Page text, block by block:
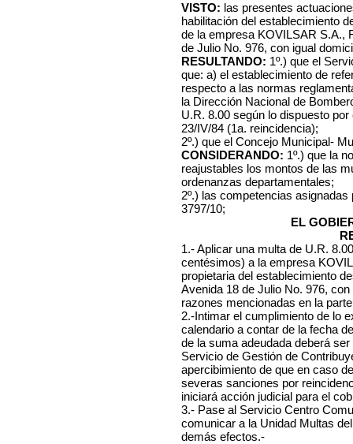
VISTO: las presentes
habilitación del establecimiento
de la empresa KOVILSAR S.A.,
de Julio No. 976, con igual
RESULTANDO: 1º.) que el
que: a) el establecimiento de
respecto a las normas
la Dirección Nacional de
U.R. 8.00 según lo dispuesto
23/IV/84 (1a. reincidencia);
2º.) que el Concejo Municipal-
CONSIDERANDO: 1º.) que la
reajustables los montos de las
ordenanzas departamentales;
2º.) las competencias
3797/10;
EL
1.- Aplicar una multa de U.R.
centésimos) a la empresa
propietaria del establecimiento
Avenida 18 de Julio No. 976,
razones mencionadas en la
2.-Intimar el cumplimiento de lo
calendario a contar de la fecha
de la suma adeudada deberá
Servicio de Gestión de
apercibimiento de que en caso
severas sanciones por
iniciará acción judicial para el
3.- Pase al Servicio Centro
comunicar a la Unidad Multas
demás efectos.-